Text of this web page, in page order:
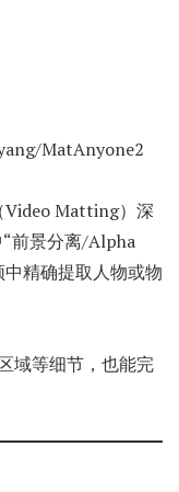
MatAnyone2
Video Matting）深
前景分离/Alpha
精确提取人物或物
域等细节，也能完